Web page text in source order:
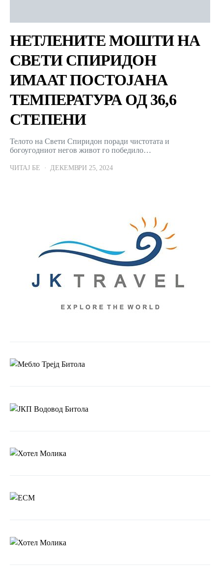
НЕТЛЕНИТЕ МОШТИ НА
СВЕТИ СПИРИДОН
ИМААТ ПОСТОЈАНА
ТЕМПЕРАТУРА ОД 36,6
СТЕПЕНИ
Телото на Свети Спиридон поради чистотата и
богоугодниот негов живот го победило…
ЧИТАЈ БЕ ДЕКЕМВРИ 25, 2024